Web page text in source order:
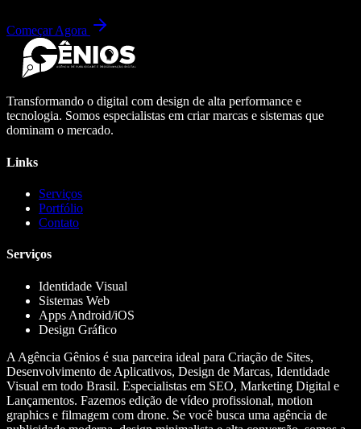
Começar Agora
Transformando o digital com design de alta performance e
tecnologia. Somos especialistas em criar marcas e sistemas que
dominam o mercado.
Links
Serviços
Portfólio
Contato
Serviços
Identidade Visual
Sistemas Web
Apps Android/iOS
Design Gráfico
A Agência Gênios é sua parceira ideal para Criação de Sites,
Desenvolvimento de Aplicativos, Design de Marcas, Identidade
Visual em todo Brasil. Especialistas em SEO, Marketing Digital e
Lançamentos. Fazemos edição de vídeo profissional, motion
graphics e filmagem com drone. Se você busca uma agência de